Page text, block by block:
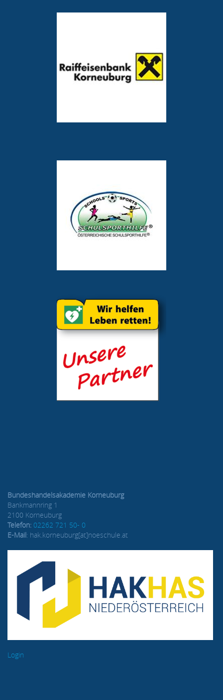
Bundeshandelsakademie Korneuburg
Bankmannring 1
2100 Korneuburg
Telefon: 02262 721 50- 0
E-Mail: hak.korneuburg[at]noeschule.at
Login